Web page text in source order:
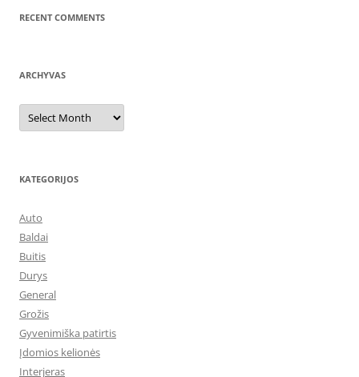
RECENT COMMENTS
ARCHYVAS
Archyvas
KATEGORIJOS
Auto
Baldai
Buitis
Durys
General
Grožis
Gyvenimiška patirtis
Įdomios kelionės
Interjeras